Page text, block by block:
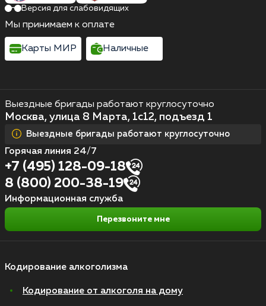
Кодирование алкоголизма
Кодирование от алкоголя на дому
Выездные бригады работают круглосуточно
Москва, улица 8 Марта, 1с12, подъезд 1
Выездные бригады работают круглосуточно
Горячая линия 24/7
+7 (495) 128-09-18
8 (800) 200-38-19
Информационная служба
Перезвоните мне
Версия для слабовидящих
Мы принимаем к оплате
Карты МИР Наличные